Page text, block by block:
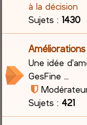
à la décision
Sujets :1430
Améliorations
Une idée
GesFine ...
Sujets : 421